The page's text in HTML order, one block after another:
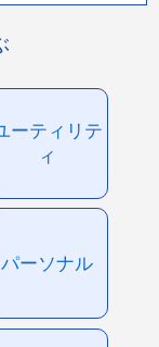
ーティリテ
ィ
パーソナル